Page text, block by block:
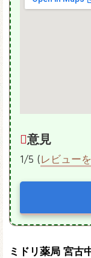
意見
1/5 (レビュー
ミドリ薬局 宮古